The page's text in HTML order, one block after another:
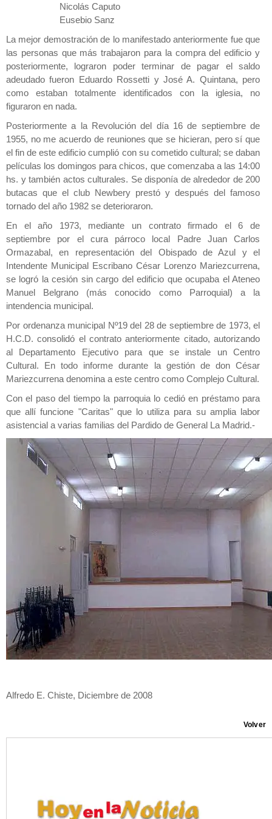
Nicolás Caputo
Eusebio Sanz
La mejor demostración de lo manifestado anteriormente fue que
las personas que más trabajaron para la compra del edificio y
posteriormente, lograron poder terminar de pagar el saldo
adeudado fueron Eduardo Rossetti y José A. Quintana, pero
como estaban totalmente identificados con la iglesia, no
figuraron en nada.
Posteriormente a la Revolución del día 16 de septiembre de
1955, no me acuerdo de reuniones que se hicieran, pero sí que
el fin de este edificio cumplió con su cometido cultural; se daban
películas los domingos para chicos, que comenzaba a las 14:00
hs. y también actos culturales. Se disponía de alrededor de 200
butacas que el club Newbery prestó y después del famoso
tornado del año 1982 se deterioraron.
En el año 1973, mediante un contrato firmado el 6 de
septiembre por el cura párroco local Padre Juan Carlos
Ormazabal, en representación del Obispado de Azul y el
Intendente Municipal Escribano César Lorenzo Mariezcurrena,
se logró la cesión sin cargo del edificio que ocupaba el Ateneo
Manuel Belgrano (más conocido como Parroquial) a la
intendencia municipal.
Por ordenanza municipal Nº19 del 28 de septiembre de 1973, el
H.C.D. consolidó el contrato anteriormente citado, autorizando
al Departamento Ejecutivo para que se instale un Centro
Cultural. En todo informe durante la gestión de don César
Mariezcurrena denomina a este centro como Complejo Cultural.
Con el paso del tiempo la parroquia lo cedió en préstamo para
que allí funcione "Caritas" que lo utiliza para su amplia labor
asistencial a varias familias del Pardido de General La Madrid.-
Alfredo E. Chiste, Diciembre de 2008
Volver